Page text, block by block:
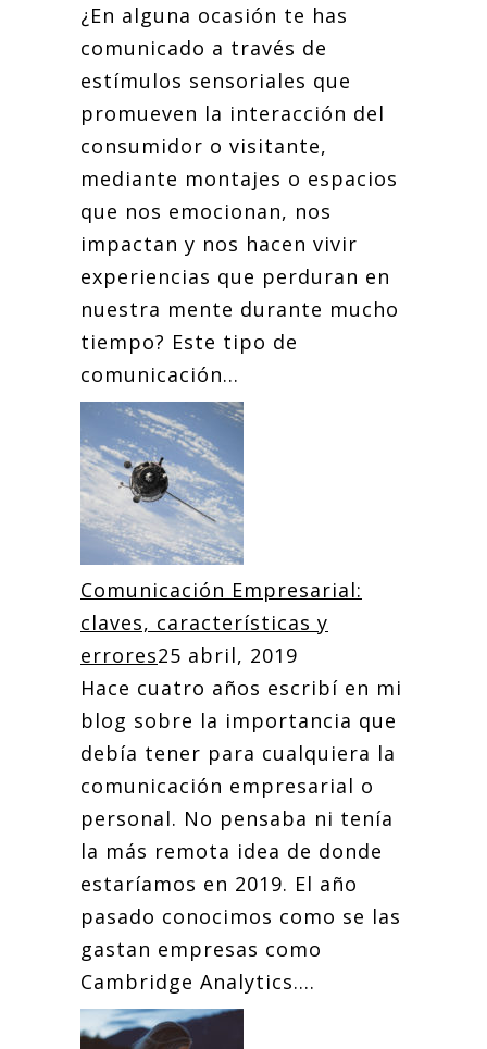
¿En alguna ocasión te has
comunicado a través de
estímulos sensoriales que
promueven la interacción del
consumidor o visitante,
mediante montajes o espacios
que nos emocionan, nos
impactan y nos hacen vivir
experiencias que perduran en
nuestra mente durante mucho
tiempo? Este tipo de
comunicación...
Comunicación Empresarial:
claves, características y
errores25 abril, 2019
Hace cuatro años escribí en mi
blog sobre la importancia que
debía tener para cualquiera la
comunicación empresarial o
personal. No pensaba ni tenía
la más remota idea de donde
estaríamos en 2019. El año
pasado conocimos como se las
gastan empresas como
Cambridge Analytics....